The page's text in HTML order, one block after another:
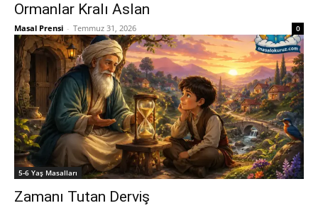
Ormanlar Kralı Aslan
Masal Prensi - Temmuz 31, 2026 0
5-6 Yaş Masalları
Zamanı Tutan Derviş